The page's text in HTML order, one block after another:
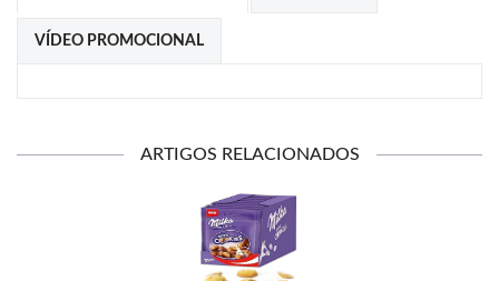
VÍDEO PROMOCIONAL
ARTIGOS RELACIONADOS